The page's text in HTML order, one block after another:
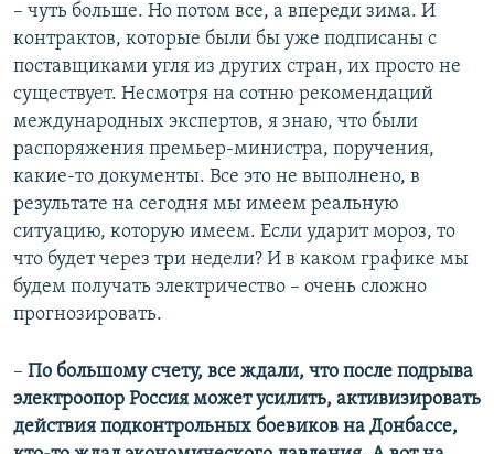
– чуть больше. Но потом все, а впереди зима. И
контрактов, которые были бы уже подписаны с
поставщиками угля из других стран, их просто не
существует. Несмотря на сотню рекомендаций
международных экспертов, я знаю, что были
распоряжения премьер-министра, поручения,
какие-то документы. Все это не выполнено, в
результате на сегодня мы имеем реальную
ситуацию, которую имеем. Если ударит мороз, то
что будет через три недели? И в каком графике мы
будем получать электричество – очень сложно
прогнозировать.
– По большому счету, все ждали, что после подрыва
электроопор Россия может усилить, активизировать
действия подконтрольных боевиков на Донбассе,